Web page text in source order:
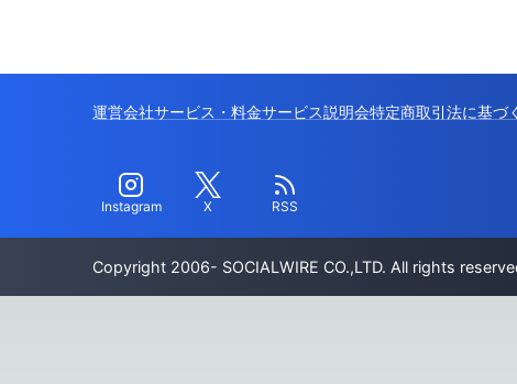
運営会社サービス・料金サービス説明会特定商取引法に基づ
Instagram X RSS
Copyright 2006- SOCIALWIRE CO.,LTD. All rights